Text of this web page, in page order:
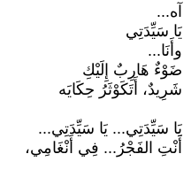
آه...
يَا سَيِّدَتِي
وأَنَا...
ضَوْءٌ هَارِبٌ إِلَيْكِ
شَرِيدٌ، أَتَكَوْثَرُ حِكَايَه
يَا سَيِّدَتِي... يَا سَيِّدَتِي...
أَنْتِ الفَجْرُ... فِي أَنْغَامِي،